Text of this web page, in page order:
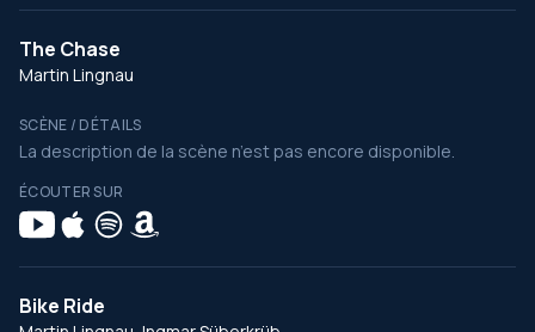
The Chase
Martin Lingnau
SCÈNE / DÉTAILS
La description de la scène n’est pas encore disponible.
ÉCOUTER SUR
Bike Ride